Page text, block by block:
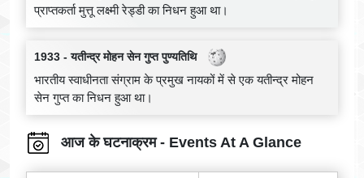
प्राप्तकर्ता मुत्तू लक्ष्मी रेड्डी का निधन हुआ था।
1933 - यतीन्द्र मोहन सेन गुप्त पुण्यतिथि
भारतीय स्वाधीनता संग्राम के प्रमुख नायकों में से एक यतीन्द्र मोहन
सेन गुप्त का निधन हुआ था।
आज के घटनाक्रम - Events At A Glance